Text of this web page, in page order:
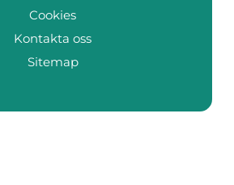
Cookies
Kontakta oss
Sitemap